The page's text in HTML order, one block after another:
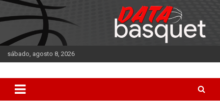
Saltar
al
contenido
sábado, agosto 8, 2026
DATA Basquet